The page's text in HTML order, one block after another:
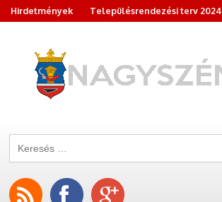
Hirdetmények
Településrendezési terv 2024